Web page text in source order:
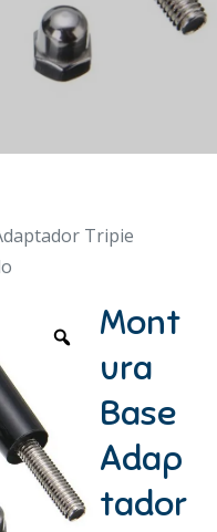
Tripie
Mont
ura
Base
Adap
tador